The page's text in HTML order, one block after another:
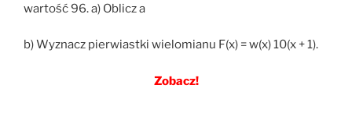
wartość 96. a) Oblicz a
b) Wyznacz pierwiastki wielomianu F(x) = w(x) 10(x + 1).
Zobacz!